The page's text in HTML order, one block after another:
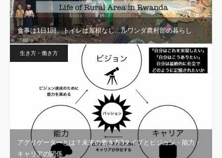
食事は1日1回、トイレは屋根なし…ルワンダ農村部の暮らし
生き方・働き方
アグリゲーターとは？未来の働き方3タイプとビジョン・能力・
キャリアの関係